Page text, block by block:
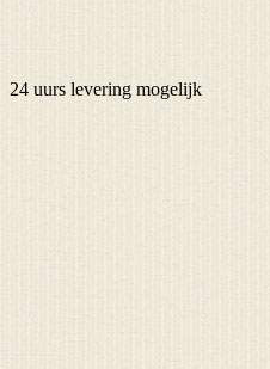
24 uurs levering mogelijk